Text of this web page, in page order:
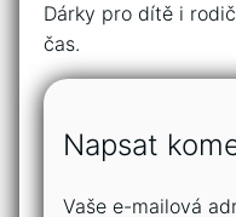
Dárky pro dítě i
čas.
Napsat
Vaše e-mailová